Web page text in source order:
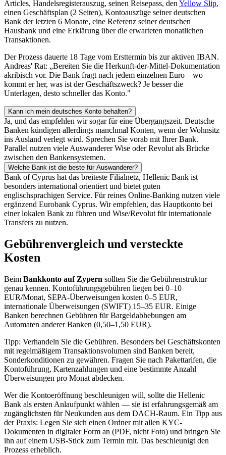
Articles, Handelsregisterauszug, seinen Reisepass, denYellow Slip,
einen Geschäftsplan (2 Seiten), Kontoauszüge seiner deutschen
Bank der letzten 6 Monate, eine Referenz seiner deutschen
Hausbank und eine Erklärung über die erwarteten monatlichen
Transaktionen.
Der Prozess dauerte 18 Tage vom Ersttermin bis zur aktiven IBAN.
Andreas' Rat: „Bereiten Sie die Herkunft-der-Mittel-Dokumentation
akribisch vor. Die Bank fragt nach jedem einzelnen Euro – wo
kommt er her, was ist der Geschäftszweck? Je besser die
Unterlagen, desto schneller das Konto."
Kann ich mein deutsches Konto behalten?
Ja, und das empfehlen wir sogar für eine Übergangszeit. Deutsche
Banken kündigen allerdings manchmal Konten, wenn der Wohnsitz
ins Ausland verlegt wird. Sprechen Sie vorab mit Ihrer Bank.
Parallel nutzen viele Auswanderer Wise oder Revolut als Brücke
zwischen den Bankensystemen.
Welche Bank ist die beste für Auswanderer?
Bank of Cyprus hat das breiteste Filialnetz, Hellenic Bank ist
besonders international orientiert und bietet guten
englischsprachigen Service. Für reines Online-Banking nutzen viele
ergänzend Eurobank Cyprus. Wir empfehlen, das Hauptkonto bei
einer lokalen Bank zu führen und Wise/Revolut für internationale
Transfers zu nutzen.
Gebührenvergleich und versteckte
Kosten
Beim Bankkonto auf Zypern sollten Sie die Gebührenstruktur
genau kennen. Kontoführungsgebühren liegen bei 0–10
EUR/Monat, SEPA-Überweisungen kosten 0–5 EUR,
internationale Überweisungen (SWIFT) 15–35 EUR. Einige
Banken berechnen Gebühren für Bargeldabhebungen am
Automaten anderer Banken (0,50–1,50 EUR).
Tipp: Verhandeln Sie die Gebühren. Besonders bei Geschäftskonten
mit regelmäßigem Transaktionsvolumen sind Banken bereit,
Sonderkonditionen zu gewähren. Fragen Sie nach Pakettarifen, die
Kontoführung, Kartenzahlungen und eine bestimmte Anzahl
Überweisungen pro Monat abdecken.
Wer die Kontoeröffnung beschleunigen will, sollte die Hellenic
Bank als ersten Anlaufpunkt wählen — sie ist erfahrungsgemäß am
zugänglichsten für Neukunden aus dem DACH-Raum. Ein Tipp aus
der Praxis: Legen Sie sich einen Ordner mit allen KYC-
Dokumenten in digitaler Form an (PDF, nicht Foto) und bringen Sie
ihn auf einem USB-Stick zum Termin mit. Das beschleunigt den
Prozess erheblich.